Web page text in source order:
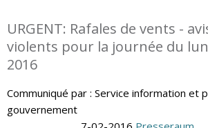
URGENT: Rafales de vents -
violents pour la journée du
2016
Communiqué par : Service information et
gouvernement